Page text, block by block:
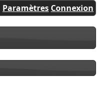
Paramètres Connexion